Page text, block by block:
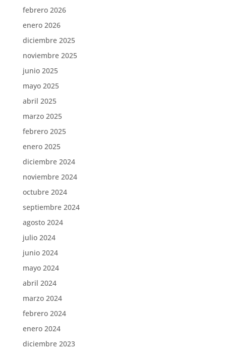
febrero 2026
enero 2026
diciembre 2025
noviembre 2025
junio 2025
mayo 2025
abril 2025
marzo 2025
febrero 2025
enero 2025
diciembre 2024
noviembre 2024
octubre 2024
septiembre 2024
agosto 2024
julio 2024
junio 2024
mayo 2024
abril 2024
marzo 2024
febrero 2024
enero 2024
diciembre 2023